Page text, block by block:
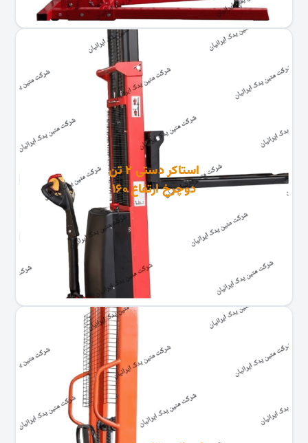
استاکر دستی ۲ تن
دوچرخ ارتفاع ۱۶۰